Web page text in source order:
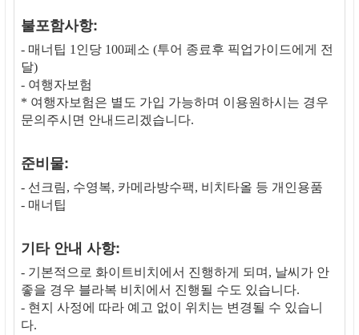
불포함사항:
- 매너팁 1인당 100페소 (투어 종료후 픽업가이드에게 전
달)
- 여행자보험
* 여행자보험은 별도 가입 가능하며 이용원하시는 경우
문의주시면 안내드리겠습니다.
준비물:
- 선크림, 수영복, 카메라방수팩, 비치타올 등 개인용품
- 매너팁
기타 안내 사항:
- 기본적으로 화이트비치에서 진행하게 되며, 날씨가 안
좋을 경우 블라복 비치에서 진행될 수도 있습니다.
- 현지 사정에 따라 예고 없이 위치는 변경될 수 있습니
다.